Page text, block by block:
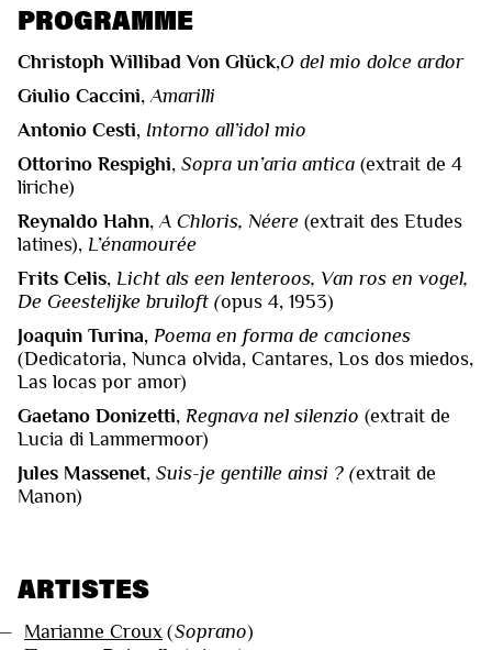
PROGRAMME
Christoph Willibad Von Glück,O del mio dolce ardor
Giulio Caccini, Amarilli
Antonio Cesti, Intorno all’idol mio
Ottorino Respighi, Sopra un’aria antica (extrait de 4
liriche)
Reynaldo Hahn, A Chloris, Néere (extrait des Etudes
latines), L’énamourée
Frits Celis, Licht als een lenteroos, Van ros en vogel,
De Geestelijke bruiloft (opus 4, 1953)
Joaquin Turina, Poema en forma de canciones
(Dedicatoria, Nunca olvida, Cantares, Los dos miedos,
Las locas por amor)
Gaetano Donizetti, Regnava nel silenzio (extrait de
Lucia di Lammermoor)
Jules Massenet, Suis-je gentille ainsi ? (extrait de
Manon)
ARTISTES
Marianne Croux (Soprano)